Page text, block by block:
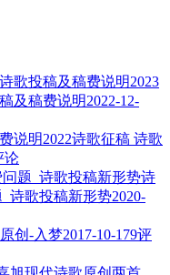
2023
及稿费说明2022-12-
2022诗歌征稿 诗歌
论
诗
诗歌投稿新形势2020-
创-入梦2017-10-179评